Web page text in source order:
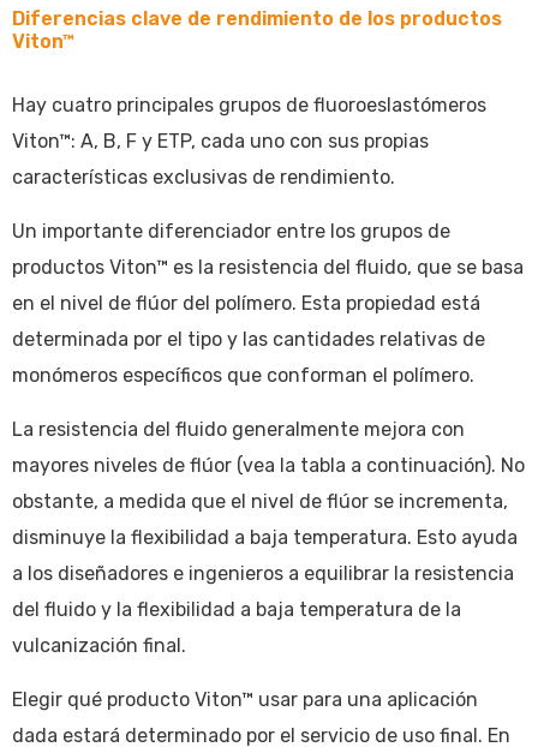
Diferencias clave de rendimiento de los productos
Viton™
Hay cuatro principales grupos de fluoroeslastómeros
Viton™: A, B, F y ETP, cada uno con sus propias
características exclusivas de rendimiento.
Un importante diferenciador entre los grupos de
productos Viton™ es la resistencia del fluido, que se basa
en el nivel de flúor del polímero. Esta propiedad está
determinada por el tipo y las cantidades relativas de
monómeros específicos que conforman el polímero.
La resistencia del fluido generalmente mejora con
mayores niveles de flúor (vea la tabla a continuación). No
obstante, a medida que el nivel de flúor se incrementa,
disminuye la flexibilidad a baja temperatura. Esto ayuda
a los diseñadores e ingenieros a equilibrar la resistencia
del fluido y la flexibilidad a baja temperatura de la
vulcanización final.
Elegir qué producto Viton™ usar para una aplicación
dada estará determinado por el servicio de uso final. En